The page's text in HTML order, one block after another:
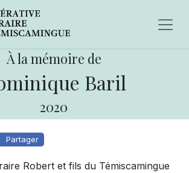
À la mémoire de
Baril
2020
Partager
Robert et fils du Témiscamingue